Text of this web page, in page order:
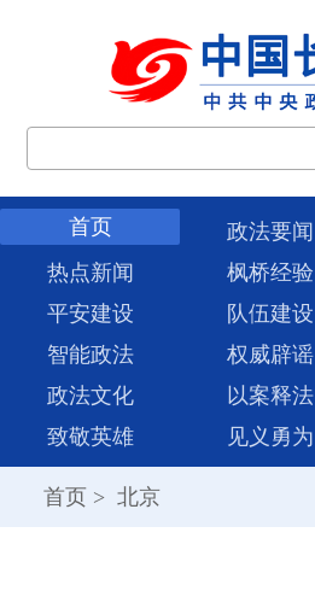
首页 政法要闻
热点新闻
枫桥经验
平安建设
队伍建设
智能政法
权威辟谣
政法文化
以案释法
致敬英雄
见义勇为
首页 > 北京